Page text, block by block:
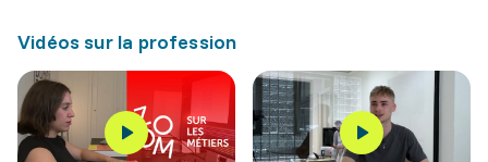
Vidéos sur la profession